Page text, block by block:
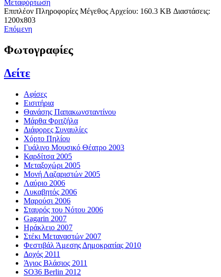
Μεταφόρτωση
Επιπλέον Πληροφορίες Μέγεθος Αρχείου: 160.3 KB Διαστάσεις:
1200x803
Επόμενη
Φωτογραφίες
Δείτε
Αφίσες
Εισιτήρια
Θανάσης Παπακωνσταντίνου
Μάρθα Φριτζήλα
Διάφορες Συναυλίες
Χόρτο Πηλίου
Γυάλινο Μουσικό Θέατρο 2003
Καρδίτσα 2005
Μεταξοχώρι 2005
Μονή Λαζαριστών 2005
Λαύριο 2006
Λυκαβητός 2006
Μαρούσι 2006
Σταυρός του Νότου 2006
Gagarin 2007
Ηράκλειο 2007
Στέκι Μεταναστών 2007
Φεστιβάλ Άμεσης Δημοκρατίας 2010
Δοχός 2011
Άγιος Βλάσιος 2011
SO36 Berlin 2012